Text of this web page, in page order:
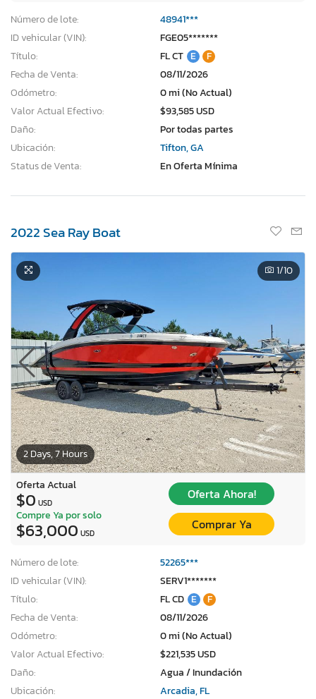
Número de lote:
48941***
ID vehicular (VIN):
FGE05*******
Título:
FL CT E
F
Fecha de Venta:
08/11/2026
Odómetro:
0 mi (No Actual)
Valor Actual Efectivo:
$93,585 USD
Daño:
Por todas partes
Ubicación:
Tifton, GA
Status de Venta:
En Oferta Mínima
2022 Sea Ray Boat
2 Days, 7 Hours
1/10
Oferta Actual
$0 USD
Oferta Ahora!
Compre Ya por solo
$63,000 USD
Comprar Ya
Número de lote:
52265***
ID vehicular (VIN):
SERV1*******
Título:
FL CD E
F
Fecha de Venta:
08/11/2026
Odómetro:
0 mi (No Actual)
Valor Actual Efectivo:
$221,535 USD
Daño:
Agua / Inundación
Ubicación:
Arcadia, FL